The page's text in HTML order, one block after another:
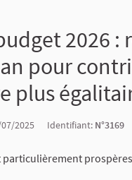
2026
pour
plus
2025 Identifiant: N°3169